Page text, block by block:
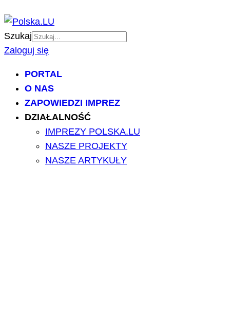
Szukaj
Zaloguj się
PORTAL
O NAS
ZAPOWIEDZI IMPREZ
DZIAŁALNOŚĆ
IMPREZY POLSKA.LU
NASZE PROJEKTY
NASZE ARTYKUŁY